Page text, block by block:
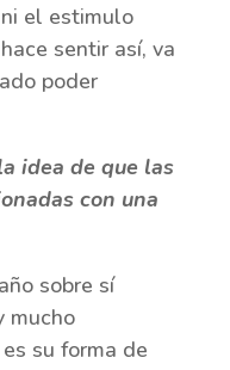
el estimulo
sentir así, va
poder
idea de que las
con una
sobre sí
mucho
su forma de